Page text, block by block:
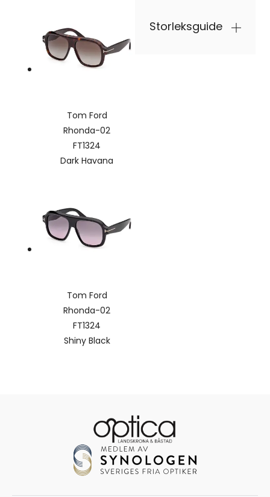
Tom Ford
Rhonda-02
FT1324
Dark Havana
Tom Ford
Rhonda-02
FT1324
Shiny Black
Storleksguide